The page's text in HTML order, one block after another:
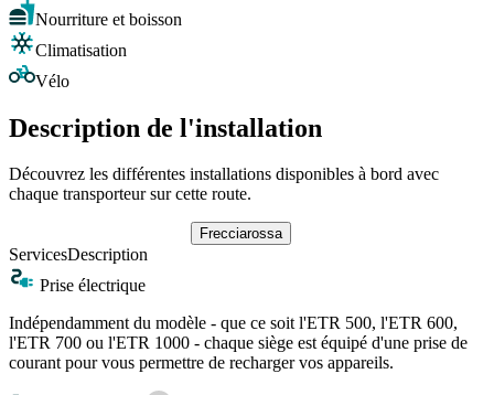
Nourriture et boisson
Climatisation
Vélo
Description de l'installation
Découvrez les différentes installations disponibles à bord avec
chaque transporteur sur cette route.
Frecciarossa
ServicesDescription
Prise électrique
Indépendamment du modèle - que ce soit l'ETR 500, l'ETR 600,
l'ETR 700 ou l'ETR 1000 - chaque siège est équipé d'une prise de
courant pour vous permettre de recharger vos appareils.